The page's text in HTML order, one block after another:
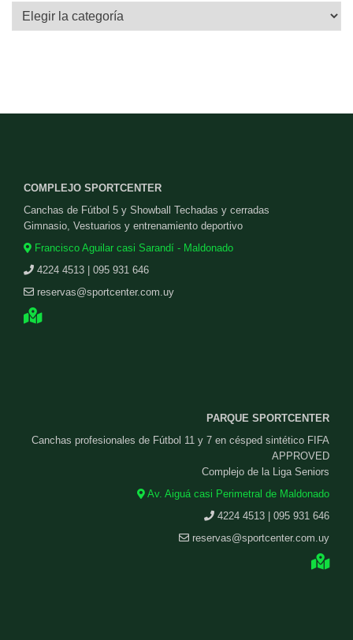
Categorías
COMPLEJO SPORTCENTER
Canchas de Fútbol 5 y Showball Techadas y cerradas
Gimnasio, Vestuarios y entrenamiento deportivo
Francisco Aguilar casi Sarandí - Maldonado
4224 4513 | 095 931 646
reservas@sportcenter.com.uy
PARQUE SPORTCENTER
Canchas profesionales de Fútbol 11 y 7 en césped sintético FIFA
APPROVED
Complejo de la Liga Seniors
Av. Aiguá casi Perimetral de Maldonado
4224 4513 | 095 931 646
reservas@sportcenter.com.uy